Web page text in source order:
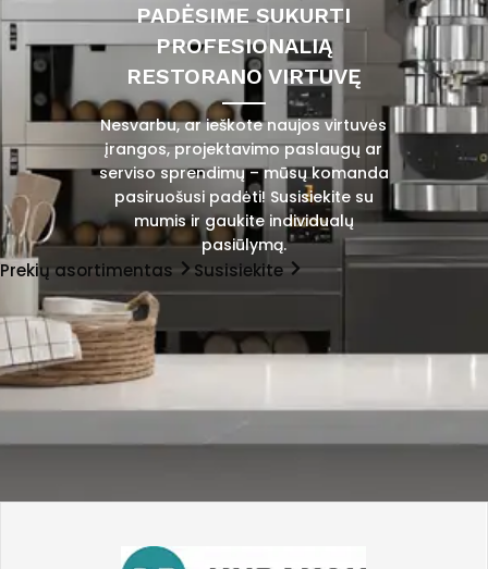
PADĖSIME SUKURTI
PROFESIONALIĄ
RESTORANO VIRTUVĘ
Nesvarbu, ar ieškote naujos virtuvės
įrangos, projektavimo paslaugų ar
serviso sprendimų – mūsų komanda
pasiruošusi padėti! Susisiekite su
mumis ir gaukite individualų
pasiūlymą.
Prekių asortimentas Susisiekite